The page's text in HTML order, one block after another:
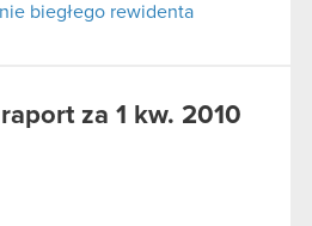
biegłego rewidenta
za 1 kw. 2010